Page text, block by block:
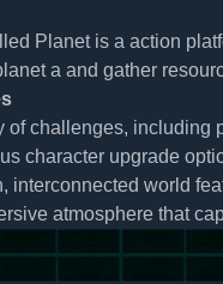
Planet is a action
a and gather
of challenges, including
character upgrade
interconnected world
atmosphere that